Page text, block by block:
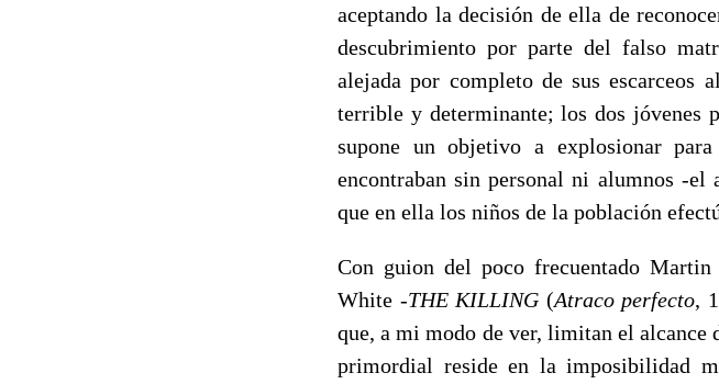
aceptando la decisión de ella de
descubrimiento por parte del falso
alejada por completo de sus
terrible y determinante; los dos jóvenes
supone un objetivo a explosionar
encontraban sin personal ni alumnos -el
que en ella los niños de la población
Con guion del poco frecuentado
White -THE KILLING (Atraco perfecto,
que, a mi modo de ver, limitan el alcance
primordial reside en la imposibilidad